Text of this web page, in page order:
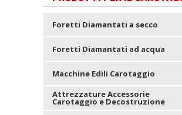
Foretti Diamantati a secco
Foretti Diamantati ad acqua
Macchine Edili Carotaggio
Attrezzature Accessorie
Carotaggio e Decostruzione